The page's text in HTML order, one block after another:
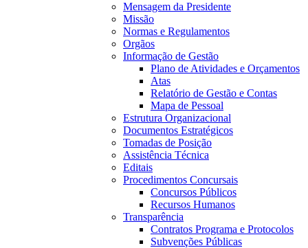
Mensagem da Presidente
Missão
Normas e Regulamentos
Orgãos
Informação de Gestão
Plano de Atividades e Orçamentos
Atas
Relatório de Gestão e Contas
Mapa de Pessoal
Estrutura Organizacional
Documentos Estratégicos
Tomadas de Posição
Assistência Técnica
Editais
Procedimentos Concursais
Concursos Públicos
Recursos Humanos
Transparência
Contratos Programa e Protocolos
Subvenções Públicas